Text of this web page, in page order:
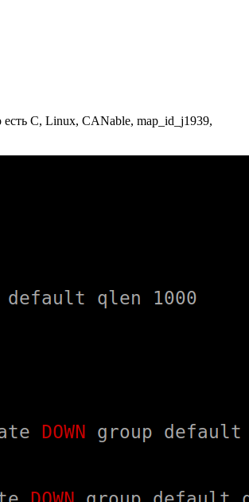
C, Linux, CANable, map_id_j1939,